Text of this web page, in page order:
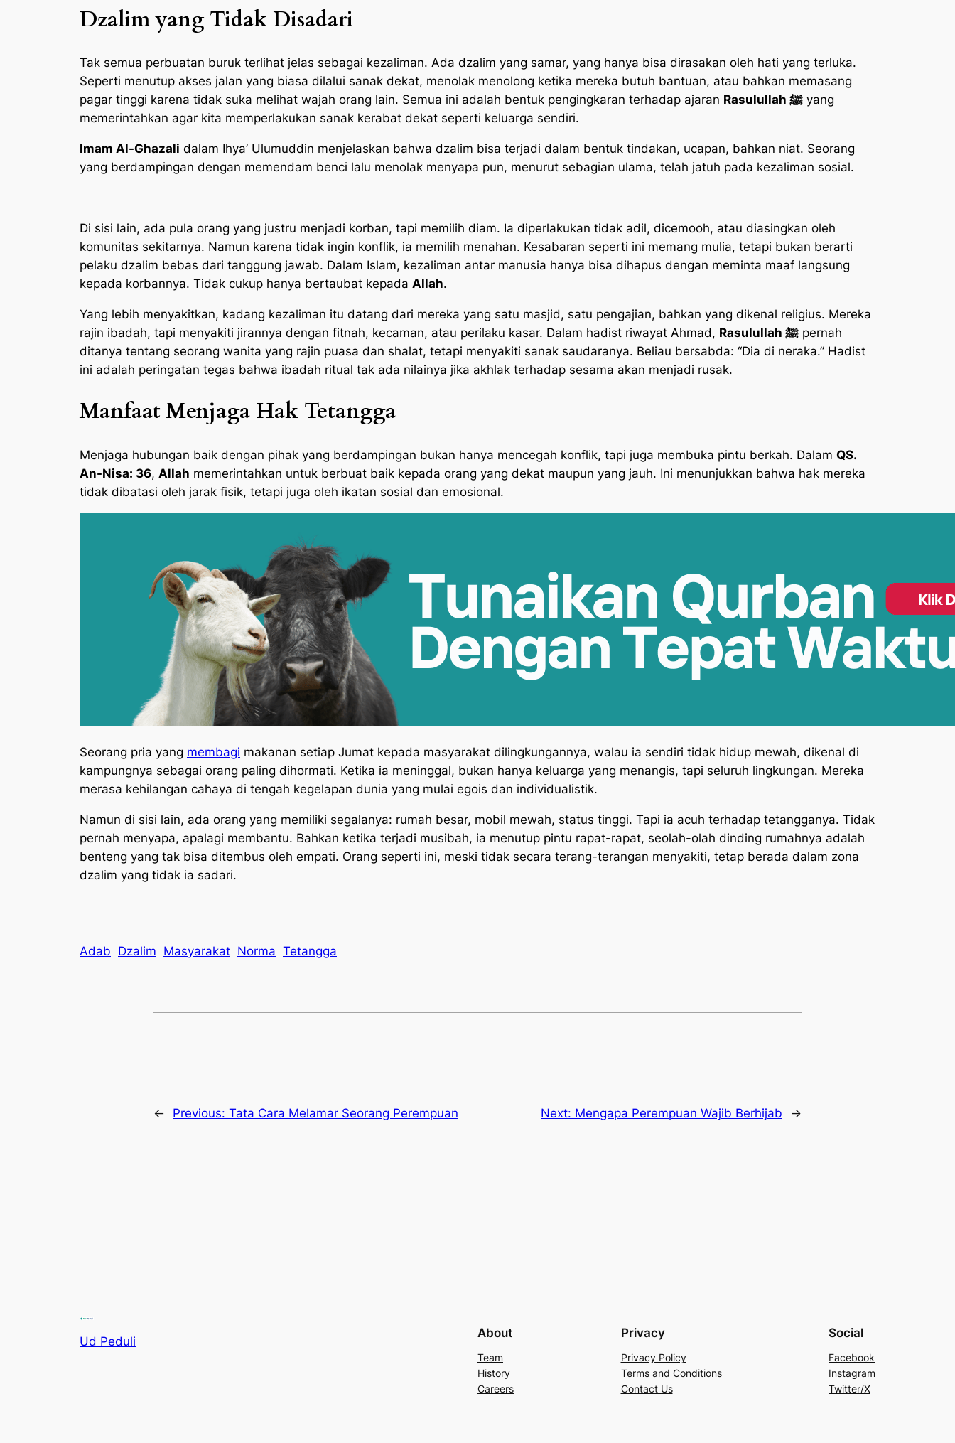
Dzalim yang Tidak Disadari
Tak semua perbuatan buruk terlihat jelas sebagai kezaliman. Ada dzalim yang samar, yang hanya bisa dirasakan oleh hati yang terluka.
Seperti menutup akses jalan yang biasa dilalui sanak dekat, menolak menolong ketika mereka butuh bantuan, atau bahkan memasang
pagar tinggi karena tidak suka melihat wajah orang lain. Semua ini adalah bentuk pengingkaran terhadap ajaran
Rasulullah ﷺ yang
memerintahkan agar kita memperlakukan sanak kerabat dekat seperti keluarga sendiri.
Imam Al-Ghazali dalam Ihya’ Ulumuddin menjelaskan bahwa dzalim bisa terjadi dalam bentuk tindakan, ucapan, bahkan niat. Seorang
yang berdampingan dengan memendam benci lalu menolak menyapa pun, menurut sebagian ulama, telah jatuh pada kezaliman sosial.
Di sisi lain, ada pula orang yang justru menjadi korban, tapi memilih diam. Ia diperlakukan tidak adil, dicemooh, atau diasingkan oleh
komunitas sekitarnya. Namun karena tidak ingin konflik, ia memilih menahan. Kesabaran seperti ini memang mulia, tetapi bukan berarti
pelaku dzalim bebas dari tanggung jawab. Dalam Islam, kezaliman antar manusia hanya bisa dihapus dengan meminta maaf langsung
kepada korbannya. Tidak cukup hanya bertaubat kepada Allah.
Yang lebih menyakitkan, kadang kezaliman itu datang dari mereka yang satu masjid, satu pengajian, bahkan yang dikenal religius. Mereka
rajin ibadah, tapi menyakiti jirannya dengan fitnah, kecaman, atau perilaku kasar. Dalam hadist riwayat Ahmad,
Rasulullah ﷺ pernah
ditanya tentang seorang wanita yang rajin puasa dan shalat, tetapi menyakiti sanak saudaranya. Beliau bersabda: “Dia di neraka.” Hadist
ini adalah peringatan tegas bahwa ibadah ritual tak ada nilainya jika akhlak terhadap sesama akan menjadi rusak.
Manfaat Menjaga Hak Tetangga
Menjaga hubungan baik dengan pihak yang berdampingan bukan hanya mencegah konflik, tapi juga membuka pintu berkah. Dalam QS.
An-Nisa: 36, Allah memerintahkan untuk berbuat baik kepada orang yang dekat maupun yang jauh. Ini menunjukkan bahwa hak mereka
tidak dibatasi oleh jarak fisik, tetapi juga oleh ikatan sosial dan emosional.
Seorang pria yang membagi makanan setiap Jumat kepada masyarakat dilingkungannya, walau ia sendiri tidak hidup mewah, dikenal di
kampungnya sebagai orang paling dihormati. Ketika ia meninggal, bukan hanya keluarga yang menangis, tapi seluruh lingkungan. Mereka
merasa kehilangan cahaya di tengah kegelapan dunia yang mulai egois dan individualistik.
Namun di sisi lain, ada orang yang memiliki segalanya: rumah besar, mobil mewah, status tinggi. Tapi ia acuh terhadap tetangganya. Tidak
pernah menyapa, apalagi membantu. Bahkan ketika terjadi musibah, ia menutup pintu rapat-rapat, seolah-olah dinding rumahnya adalah
benteng yang tak bisa ditembus oleh empati. Orang seperti ini, meski tidak secara terang-terangan menyakiti, tetap berada dalam zona
dzalim yang tidak ia sadari.
Adab Dzalim Masyarakat Norma Tetangga
← Previous: Tata Cara Melamar Seorang Perempuan Next: Mengapa Perempuan Wajib Berhijab →
Ud Peduli
About
Team
History
Careers
Privacy
Privacy Policy
Terms and Conditions
Contact Us
Social
Facebook
Instagram
Twitter/X